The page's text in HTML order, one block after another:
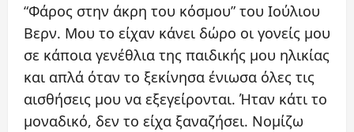
“Φάρος στην άκρη του κόσμου” του Ιούλιου
Βερν. Μου το είχαν κάνει δώρο οι γονείς μου
σε κάποια γενέθλια της παιδικής μου ηλικίας
και απλά όταν το ξεκίνησα ένιωσα όλες τις
αισθήσεις μου να εξεγείρονται. Ήταν κάτι το
μοναδικό, δεν το είχα ξαναζήσει. Νομίζω